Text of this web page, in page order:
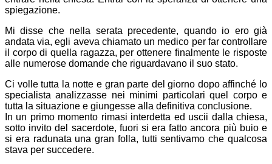
spiegazione.
Mi disse che nella serata precedente, quando io ero già
andata via, egli aveva chiamato un medico per far controllare
il corpo di quella ragazza, per ottenere finalmente le risposte
alle numerose domande che riguardavano il suo stato.
Ci volle tutta la notte e gran parte del giorno dopo affinché lo
specialista analizzasse nei minimi particolari quel corpo e
tutta la situazione e giungesse alla definitiva conclusione.
In un primo momento rimasi interdetta ed uscii dalla chiesa,
sotto invito del sacerdote, fuori si era fatto ancora più buio e
si era radunata una gran folla, tutti sentivamo che qualcosa
stava per succedere.